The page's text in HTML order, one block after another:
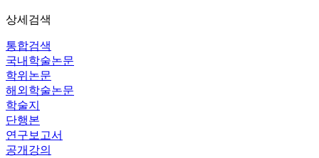
상세검색
통합검색
국내학술논문
학위논문
해외학술논문
학술지
단행본
연구보고서
공개강의